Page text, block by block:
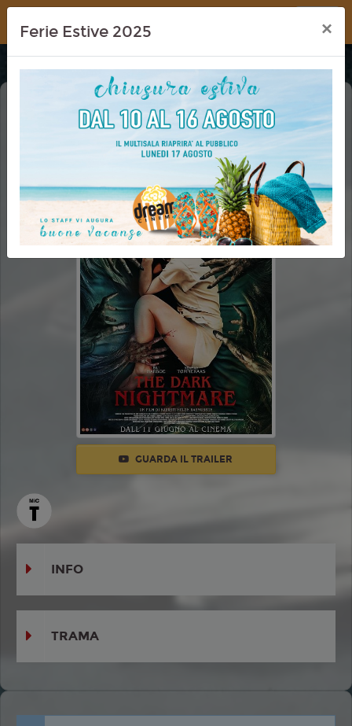
Dream Cinema
THE DARK NIGHTMARE
(MARERITTET)
CINEMA REV.
GUARDA IL TRAILER
INFO
TRAMA
Ferie Estive 2025 ×